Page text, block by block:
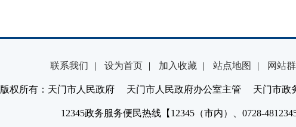
联系我们 | 设为首页 | 加入收藏 | 站点地图 | 网站群
版权所有：天门市人民政府 天门市人民政府办公室主管 天门市政
12345政务服务便民热线【12345（市内）、0728-